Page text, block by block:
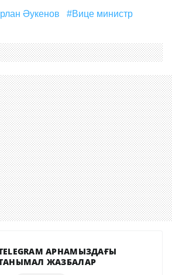
#Ерлан Әукенов
#вице министр